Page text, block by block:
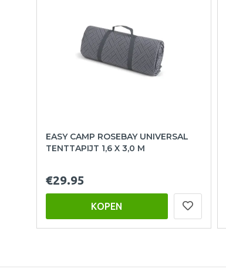
EASY CAMP ROSEBAY UNIVERSAL
TENTTAPIJT 1,6 X 3,0 M
€29.95
KOPEN